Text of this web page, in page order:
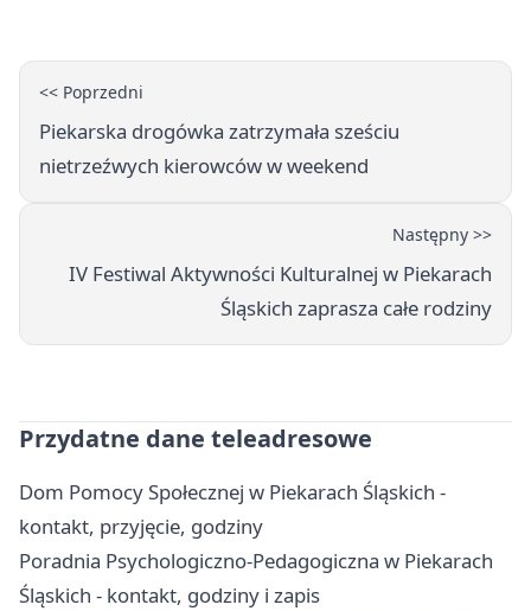
<< Poprzedni
Piekarska drogówka zatrzymała sześciu
nietrzeźwych kierowców w weekend
Następny >>
IV Festiwal Aktywności Kulturalnej w Piekarach
Śląskich zaprasza całe rodziny
Przydatne dane teleadresowe
Dom Pomocy Społecznej w Piekarach Śląskich -
kontakt, przyjęcie, godziny
Poradnia Psychologiczno-Pedagogiczna w Piekarach
Śląskich - kontakt, godziny i zapis